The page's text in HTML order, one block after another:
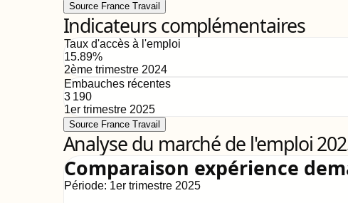
Source France Travail
Indicateurs complémentaires
Taux d'accès à l'emploi
15.89%
2ème trimestre 2024
Embauches récentes
3 190
1er trimestre 2025
Source France Travail
Analyse du marché de l'emploi
Comparaison expérience
Période: 1er trimestre 2025